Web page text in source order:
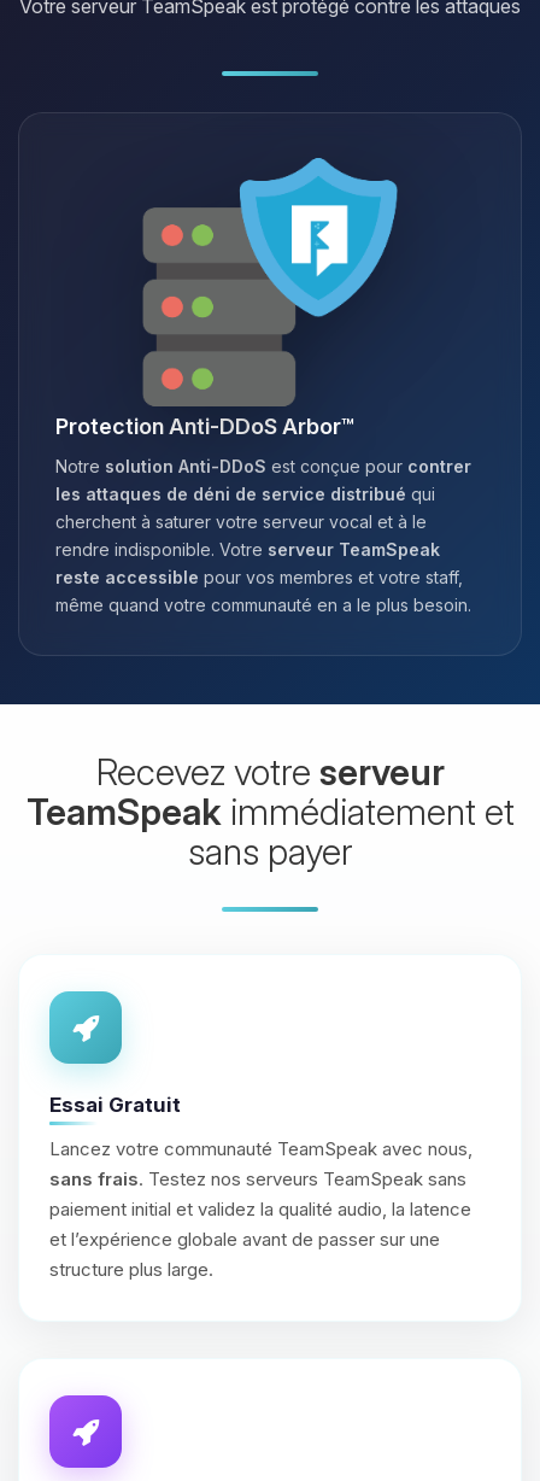
Votre serveur TeamSpeak est protégé contre les attaques
Protection Anti-DDoS Arbor™
Notre solution Anti-DDoS est conçue pour contrer
les attaques de déni de service distribué qui
cherchent à saturer votre serveur vocal et à le
rendre indisponible. Votre serveur TeamSpeak
reste accessible pour vos membres et votre staff,
même quand votre communauté en a le plus besoin.
Recevez votre serveur
TeamSpeak immédiatement et
sans payer
Essai Gratuit
Lancez votre communauté TeamSpeak avec nous,
sans frais. Testez nos serveurs TeamSpeak sans
paiement initial et validez la qualité audio, la latence
et l’expérience globale avant de passer sur une
structure plus large.